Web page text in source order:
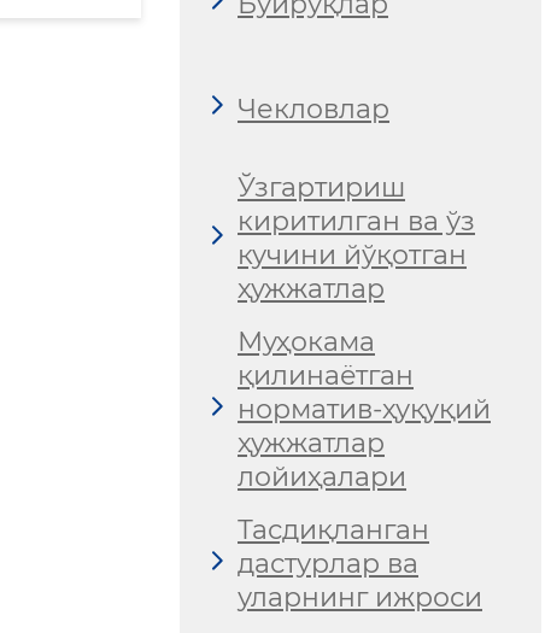
Чекловлар
Ўзгартириш
киритилган ва ўз
кучини йўқотган
ҳужжатлар
Муҳокама
қилинаётган
норматив-ҳуқуқий
ҳужжатлар
лойиҳалари
Тасдиқланган
дастурлар ва
уларнинг ижроси